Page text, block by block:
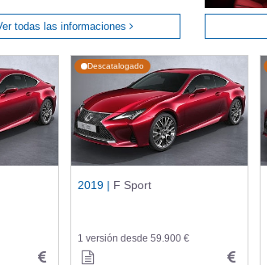
todas las informaciones
Descatalogado
2019 | F Sport
1 versión desde 59.900 €